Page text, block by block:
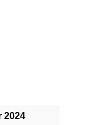
2024